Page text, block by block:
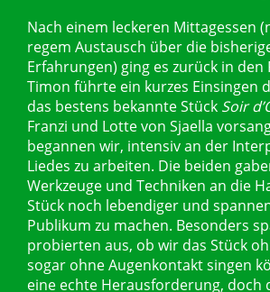
Nach einem leckeren Mittagessen
regem Austausch über die
Erfahrungen) ging es zurück in den
Timon führte ein kurzes Einsingen
das bestens bekannte Stück Soir
Franzi und Lotte von Sjaella
begannen wir, intensiv an der
Liedes zu arbeiten. Die beiden
Werkzeuge und Techniken an die
Stück noch lebendiger und
Publikum zu machen. Besonders
probierten aus, ob wir das Stück
sogar ohne Augenkontakt singen
eine echte Herausforderung, doch